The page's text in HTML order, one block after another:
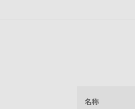
名称